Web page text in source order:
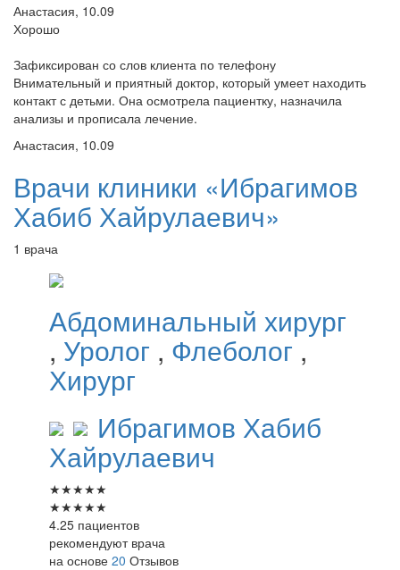
Анастасия, 10.09
Хорошо
Зафиксирован со слов клиента по телефону
Внимательный и приятный доктор, который умеет находить
контакт с детьми. Она осмотрела пациентку, назначила
анализы и прописала лечение.
Анастасия, 10.09
Врачи клиники «Ибрагимов
Хабиб Хайрулаевич»
1 врача
Абдоминальный хирург
, Уролог , Флеболог,
Хирург
Ибрагимов Хабиб
Хайрулаевич
★★★★★
★★★★★
4.25 пациентов
рекомендуют врача
на основе 20 Отзывов